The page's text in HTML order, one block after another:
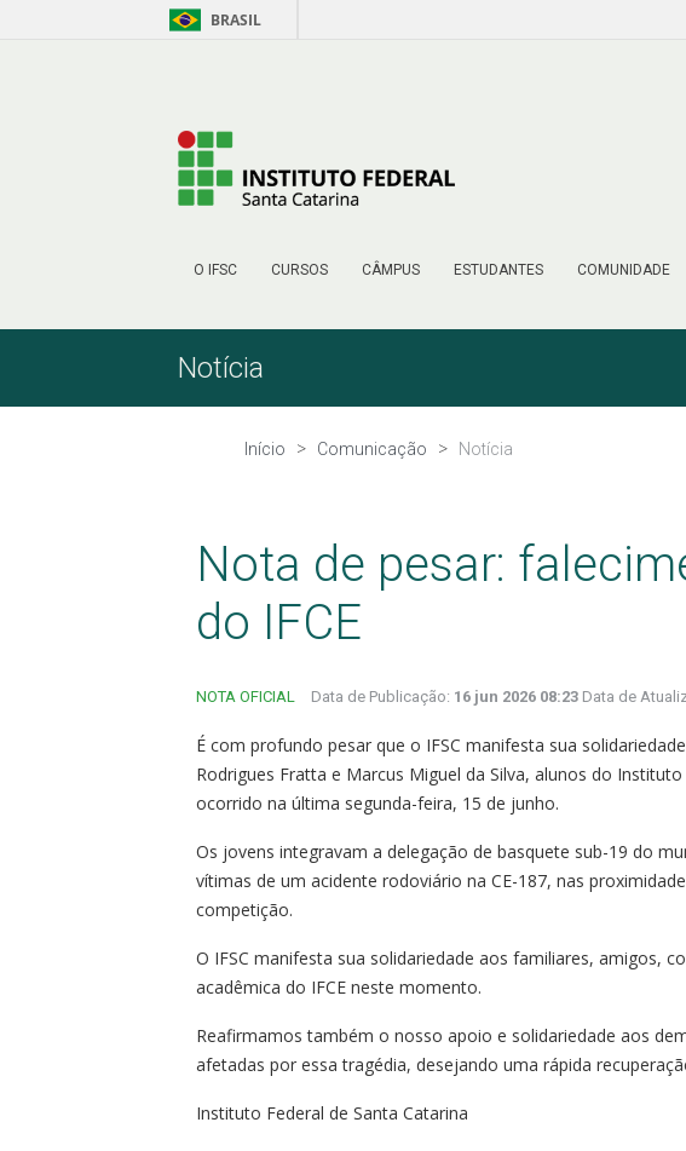
Pular para o Conteúdo BRASIL
O IFSC CURSOS CÂMPUS ESTUDANTES COMUNIDADE
Notícia
Início Comunicação Notícia
Nota de pesar:
do IFCE
NOTA OFICIAL Data de Publicação: 16 jun 2026 08:23 Data de
É com profundo pesar que o IFSC manifesta sua
Rodrigues Fratta e Marcus Miguel da Silva, alunos do
ocorrido na última segunda-feira, 15 de junho.
Os jovens integravam a delegação de basquete sub-19 do
vítimas de um acidente rodoviário na CE-187, nas
competição.
O IFSC manifesta sua solidariedade aos familiares, amigos,
acadêmica do IFCE neste momento.
Reafirmamos também o nosso apoio e solidariedade aos
afetadas por essa tragédia, desejando uma rápida
Instituto Federal de Santa Catarina